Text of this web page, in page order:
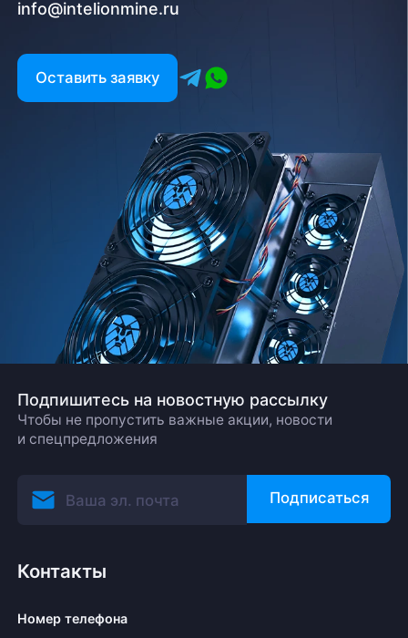
info@intelionmine.ru
Оставить заявку
Подпишитесь на новостную рассылку
Чтобы не пропустить важные акции, новости
и спецпредложения
Подписаться
Контакты
Номер телефона